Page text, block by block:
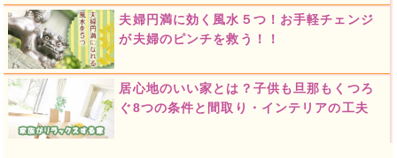
夫婦円満に効く風水５つ！お手軽チェンジ
が夫婦のピンチを救う！！
居心地のいい家とは？子供も旦那もくつろ
ぐ8つの条件と間取り・インテリアの工夫